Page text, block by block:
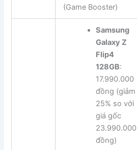
(Game Booster)
Samsung
Galaxy Z
Flip4
128GB:
17.990.000
đồng (giảm
25% so với
giá gốc
23.990.000
đồng)